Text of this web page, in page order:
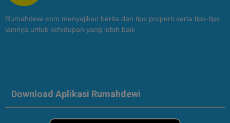
Rumahdewi.com menyajikan berita dan tips properti serta tips-tips
lainnya untuk kehidupan yang lebih baik
Download Aplikasi Rumahdewi